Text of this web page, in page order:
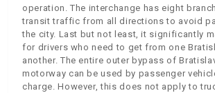
operation. The interchange has eight
transit traffic from all directions to avoid
the city. Last but not least, it significantly
for drivers who need to get from one
another. The entire outer bypass of
motorway can be used by passenger
charge. However, this does not apply to